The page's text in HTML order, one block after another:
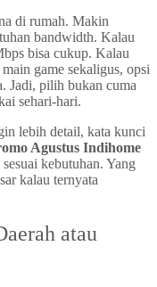
di rumah. Makin
bandwidth. Kalau
bisa cukup. Kalau
game sekaligus, opsi
Jadi, pilih bukan cuma
sehari-hari.
lebih detail, kata kunci
Agustus Indihome
kebutuhan. Yang
kalau ternyata
atau